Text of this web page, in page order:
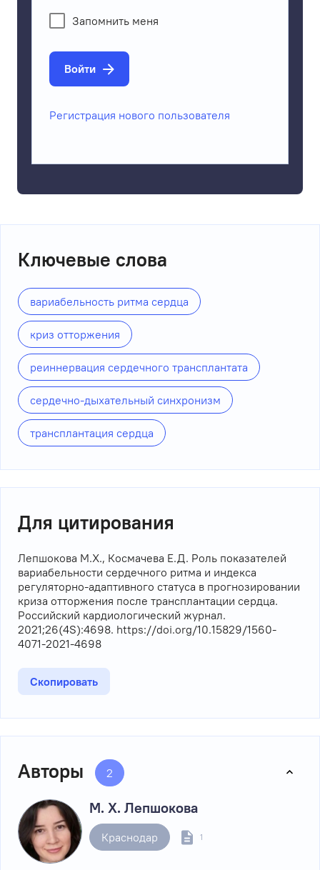
Запомнить меня
Войти
Регистрация нового пользователя
Ключевые слова
вариабельность ритма сердца
криз отторжения
реиннервация сердечного трансплантата
сердечно-дыхательный синхронизм
трансплантация сердца
Для цитирования
Лепшокова М.Х., Космачева Е.Д. Роль показателей
вариабельности сердечного ритма и индекса
регуляторно-адаптивного статуса в прогнозировании
криза отторжения после трансплантации сердца.
Российский кардиологический журнал.
2021;26(4S):4698. https://doi.org/10.15829/1560-
4071-2021-4698
Скопировать
Авторы 2
М. Х. Лепшокова
Краснодар 1